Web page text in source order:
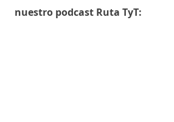
nuestro podcast Ruta TyT: